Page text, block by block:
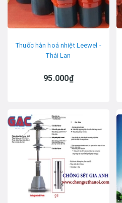
Thuốc hàn hoá nhiệt Leewel -
Thái Lan
95.000₫